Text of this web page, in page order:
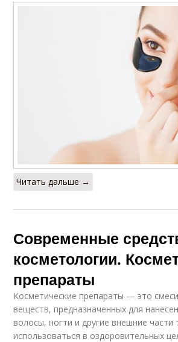
Читать дальше →
Современные
косметологии.
препараты
Косметические препараты — это
веществ, предназначенных для
волосы, ногти и другие внешние части
использоваться в оздоровительных